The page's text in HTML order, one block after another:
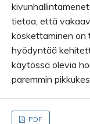
tietoa, että
koskettaminen on
hyödyntää
käytössä olevia
paremmin
PDF